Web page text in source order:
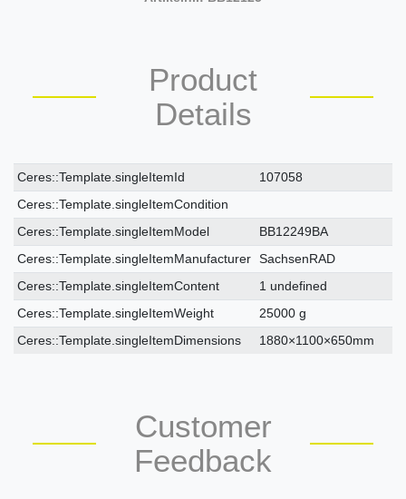
Product
Details
Ceres::Template.singleItemTechnicalDataAttribute
Ceres::Template.singleItemTechnicalDataValue
Ceres::Template.singleItemId
107058
Ceres::Template.singleItemCondition
Ceres::Template.singleItemModel
BB12249BA
Ceres::Template.singleItemManufacturer SachsenRAD
Ceres::Template.singleItemContent
1 undefined
Ceres::Template.singleItemWeight
25000 g
Ceres::Template.singleItemDimensions
1880×1100×650mm
Customer
Feedback